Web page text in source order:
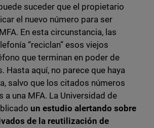
suceder que el propietario
el nuevo número para ser
En esta circunstancia, las
“reciclan” esos viejos
que terminan en poder de
Hasta aquí, no parece que haya
salvo que los citados números
a una MFA. La Universidad de
un estudio alertando sobre
de la reutilización de